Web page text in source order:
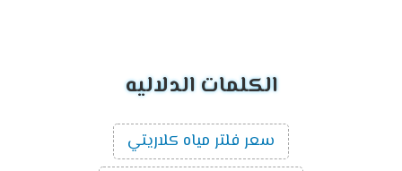
الكلمات الدلاليه
سعر فلتر مياه كلاريتي